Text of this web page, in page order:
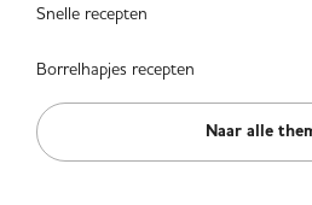
Snelle recepten
Borrelhapjes recepten
Naar alle